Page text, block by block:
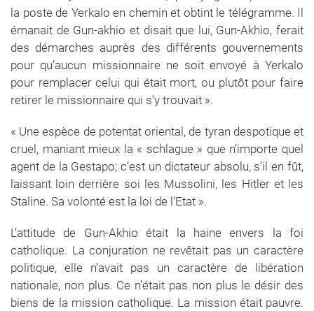
la poste de Yerkalo en chemin et obtint le télégramme. Il
émanait de Gun-akhio et disait que lui, Gun-Akhio, ferait
des démarches auprès des différents gouvernements
pour qu’aucun missionnaire ne soit envoyé à Yerkalo
pour remplacer celui qui était mort, ou plutôt pour faire
retirer le missionnaire qui s’y trouvait ».
« Une espèce de potentat oriental, de tyran despotique et
cruel, maniant mieux la « schlague » que n’importe quel
agent de la Gestapo; c’est un dictateur absolu, s’il en fût,
laissant loin derrière soi les Mussolini, les Hitler et les
Staline. Sa volonté est la loi de l’Etat ».
L’attitude de Gun-Akhio était la haine envers la foi
catholique. La conjuration ne revêtait pas un caractère
politique, elle n’avait pas un caractère de libération
nationale, non plus. Ce n’était pas non plus le désir des
biens de la mission catholique. La mission était pauvre.